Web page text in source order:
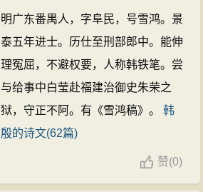
明广东番禺人，字阜民，号雪鸿。景
泰五年进士。历仕至刑部郎中。能伸
理冤屈，不避权要，人称韩铁笔。尝
与给事中白莹赴福建治御史朱荣之
狱，守正不阿。有《雪鸿稿》。韩
殷的诗文(62篇)
赞(0)